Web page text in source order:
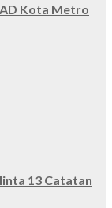
Kota Metro
13 Catatan